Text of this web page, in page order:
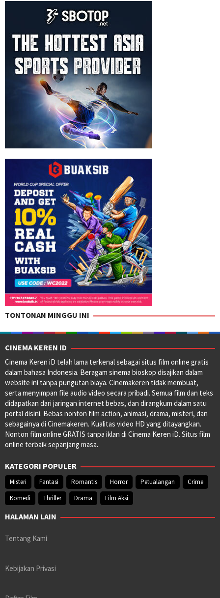
TONTONAN MINGGU INI
CINEMA KEREN ID
Cinema Keren iD telah lama terkenal sebagai situs film online gratis
dalam bahasa Indonesia. Beragam sinema bioskop disajikan dalam
website ini tanpa pungutan biaya. Cinemakeren tidak membuat,
serta menyimpan file audio video secara pribadi. Semua film dan teks
didapatkan dari jaringan internet bebas, dan dirangkum dalam satu
portal disini. Bebas nonton film action, animasi, drama, misteri, dan
sebagainya di Cinemakeren. Kualitas video HD yang ditayangkan.
Nonton film online GRATIS tanpa iklan di Cinema Keren iD. Situs film
online terbaik sepanjang masa.
KATEGORI POPULER
Misteri Fantasi Romantis Horror Petualangan
Crime
Komedi
Thriller Drama Film Aksi
HALAMAN LAIN
Tentang Kami
Kebijakan Privasi